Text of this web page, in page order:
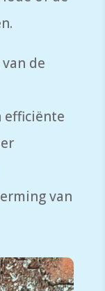
de
efficiënte
van